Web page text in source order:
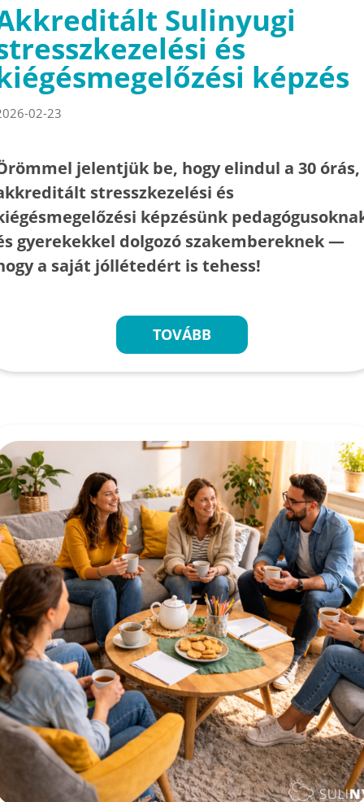
Sulinyugi
és
képzés
02-23
jelentjük be, hogy elindul a 30 órás,
stresszkezelési és
képzésünk
gyerekekkel dolgozó szakembereknek —
a saját jóllétedért is tehess!
TOVÁBB